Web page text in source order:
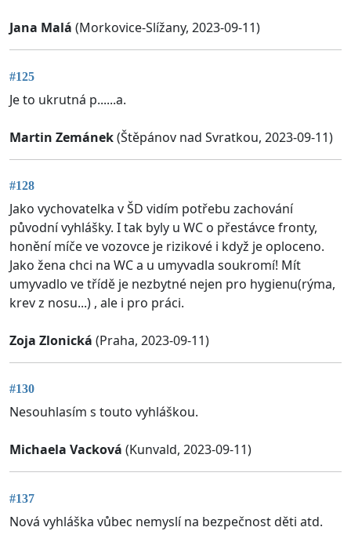
Jana Malá (Morkovice-Slížany, 2023-09-11)
#125
Je to ukrutná p......a.
Martin Zemánek(Štěpánov nad Svratkou, 2023-09-11)
#128
Jako vychovatelka v ŠD vidím potřebu zachování
původní vyhlášky. I tak byly u WC o přestávce fronty,
honění míče ve vozovce je rizikové i když je oploceno.
Jako žena chci na WC a u umyvadla soukromí! Mít
umyvadlo ve třídě je nezbytné nejen pro hygienu(rýma,
krev z nosu...) , ale i pro práci.
Zoja Zlonická (Praha, 2023-09-11)
#130
Nesouhlasím s touto vyhláškou.
Michaela Vacková (Kunvald, 2023-09-11)
#137
Nová vyhláška vůbec nemyslí na bezpečnost děti atd.